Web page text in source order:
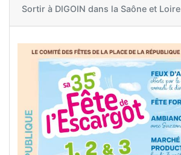
Sortir à DIGOIN dans la Saône et Loire